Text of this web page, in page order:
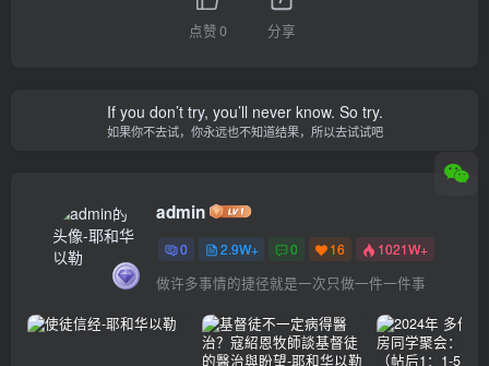
点赞0 分享
If you don’t try, you’ll never know. So try.
如果你不去试，你永远也不知道结果，所以去试试吧
admin
0 2.9W+ 0 16 1021W+
做许多事情的捷径就是一次只做一件一件事